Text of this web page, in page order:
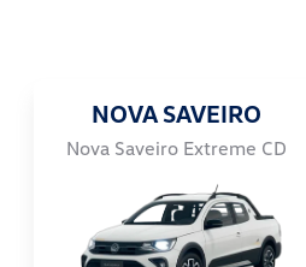
NOVA SAVEIRO
Nova Saveiro Extreme CD